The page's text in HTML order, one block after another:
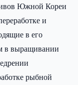
Южной Кореи
и
в его
в выращивании
рыбной